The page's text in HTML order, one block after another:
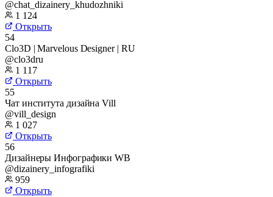
@chat_dizainery_khudozhniki
1 124
Открыть
54
Clo3D | Marvelous Designer | RU
@clo3dru
1 117
Открыть
55
Чат института дизайна Vill
@vill_design
1 027
Открыть
56
Дизайнеры Инфографики WB
@dizainery_infografiki
959
Открыть